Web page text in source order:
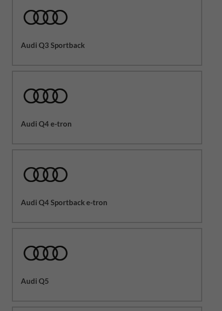
Audi Q3 Sportback
Audi Q4 e-tron
Audi Q4 Sportback e-tron
Audi Q5